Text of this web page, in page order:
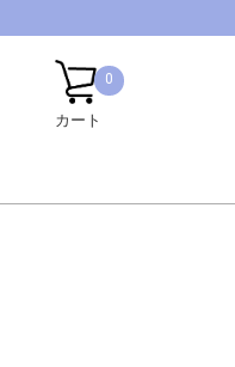
0
カート